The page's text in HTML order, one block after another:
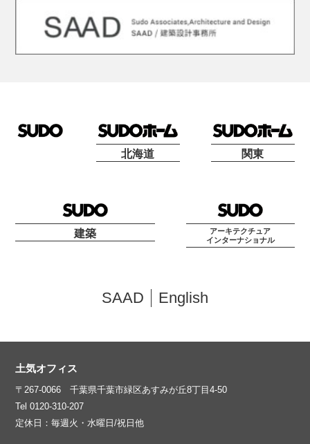
北海道 関東
建築
アーキテクチュア
インターナショナル
SAAD English
土気オフィス
〒267-0066 千葉県千葉市緑区あすみが丘8丁目4-50
Tel 0120-310-207
定休日：毎週火・水曜日/祝日他